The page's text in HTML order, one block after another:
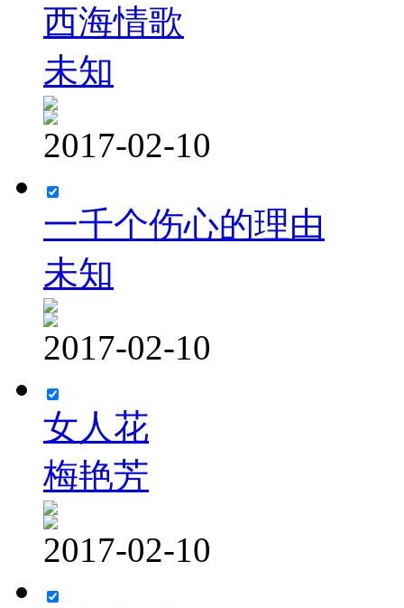
西海情歌
未知
2017-02-10
一千个伤心的理由
未知
2017-02-10
女人花
梅艳芳
2017-02-10